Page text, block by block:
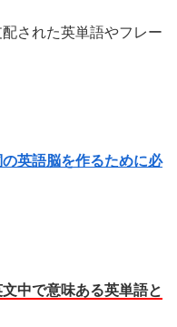
された英単語やフレー
英語脳を作るために必
中で意味ある英単語と